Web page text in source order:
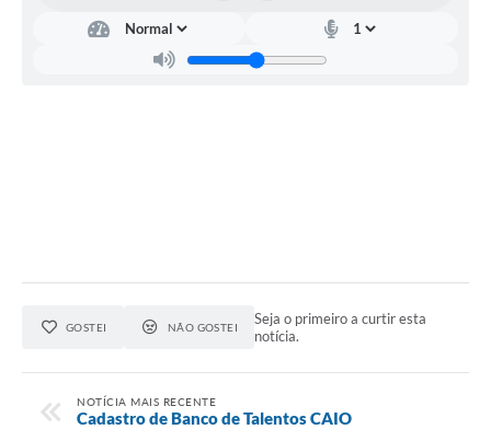
GOSTEI NÃO GOSTEI
Seja o primeiro a curtir esta
notícia.
NOTÍCIA MAIS RECENTE
Cadastro de Banco de Talentos CAIO